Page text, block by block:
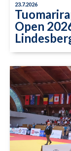
23.7.2026
Open